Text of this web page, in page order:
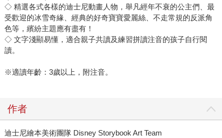
◇ 精選各式各樣的迪士尼動畫人物，舉凡經年不衰的公主們、最
受歡迎的冰雪奇緣、經典的好奇寶寶愛麗絲、不走常規的反派角
色等，繽紛主題應有盡有！
◇ 文字淺顯易懂，適合親子共讀及練習拼讀注音的孩子自行閱
讀。
※適讀年齡：3歲以上，附注音。
作者
迪士尼繪本美術團隊 Disney Storybook Art Team